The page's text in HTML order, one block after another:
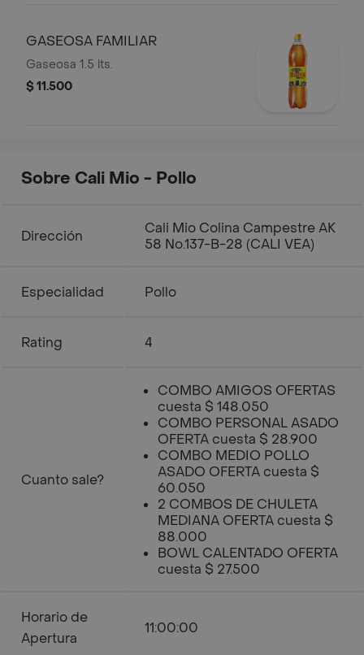
GASEOSA FAMILIAR
Gaseosa 1.5 lts.
$ 11.500
Sobre Cali Mio - Pollo
Dirección
Cali Mio Colina Campestre AK
58 No.137-B-28 (CALI VEA)
Especialidad Pollo
Rating 4
Cuanto sale?
COMBO AMIGOS OFERTAS
cuesta $ 148.050
COMBO PERSONAL ASADO
OFERTA cuesta $ 28.900
COMBO MEDIO POLLO
ASADO OFERTA cuesta $
60.050
2 COMBOS DE CHULETA
MEDIANA OFERTA cuesta $
88.000
BOWL CALENTADO OFERTA
cuesta $ 27.500
Horario de
Apertura
11:00:00